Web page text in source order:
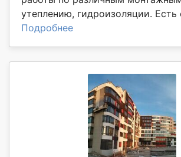
утеплению, гидроизоляции. Есть
Подробнее